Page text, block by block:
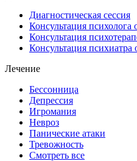
Диагностическая сессия
Консультация психолога
Консультация
Консультация психиатра
Лечение
Бессонница
Депрессия
Игромания
Невроз
Панические атаки
Тревожность
Смотреть все